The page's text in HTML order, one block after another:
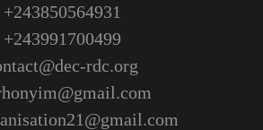
+243850564931
+243991700499
rdc.org